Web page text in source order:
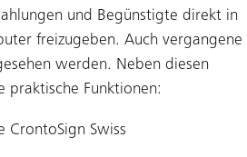
und Begünstigte direkt in
freizugeben. Auch vergangene
werden. Neben diesen
Funktionen:
CrontoSign Swiss